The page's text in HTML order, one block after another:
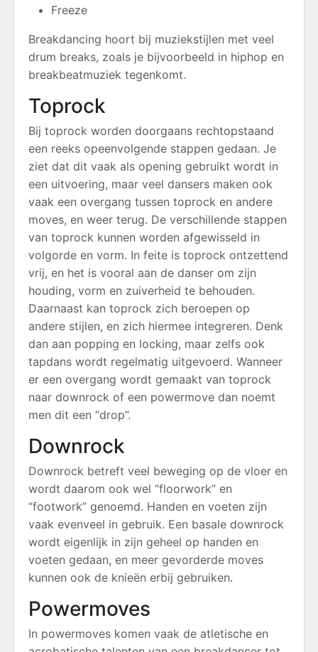
Freeze
Breakdancing hoort bij muziekstijlen met veel
drum breaks, zoals je bijvoorbeeld in hiphop en
breakbeatmuziek tegenkomt.
Toprock
Bij toprock worden doorgaans rechtopstaand
een reeks opeenvolgende stappen gedaan. Je
ziet dat dit vaak als opening gebruikt wordt in
een uitvoering, maar veel dansers maken ook
vaak een overgang tussen toprock en andere
moves, en weer terug. De verschillende stappen
van toprock kunnen worden afgewisseld in
volgorde en vorm. In feite is toprock ontzettend
vrij, en het is vooral aan de danser om zijn
houding, vorm en zuiverheid te behouden.
Daarnaast kan toprock zich beroepen op
andere stijlen, en zich hiermee integreren. Denk
dan aan popping en locking, maar zelfs ook
tapdans wordt regelmatig uitgevoerd. Wanneer
er een overgang wordt gemaakt van toprock
naar downrock of een powermove dan noemt
men dit een “drop”.
Downrock
Downrock betreft veel beweging op de vloer en
wordt daarom ook wel “floorwork” en
“footwork” genoemd. Handen en voeten zijn
vaak evenveel in gebruik. Een basale downrock
wordt eigenlijk in zijn geheel op handen en
voeten gedaan, en meer gevorderde moves
kunnen ook de knieën erbij gebruiken.
Powermoves
In powermoves komen vaak de atletische en